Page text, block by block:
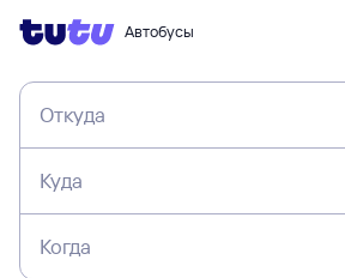
Автобусы
Откуда
Куда
Когда